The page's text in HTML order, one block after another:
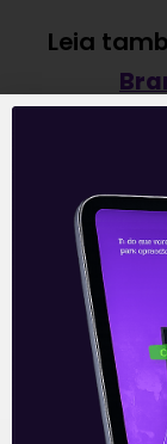
Leia
O conteúdo